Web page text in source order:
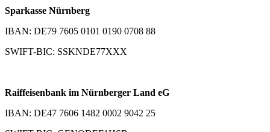
Sparkasse Nürnberg
IBAN: DE79 7605 0101 0190 0708 88
SWIFT-BIC: SSKNDE77XXX
Raiffeisenbank im Nürnberger Land eG
IBAN: DE47 7606 1482 0002 9042 25